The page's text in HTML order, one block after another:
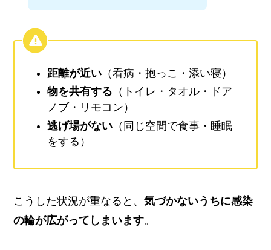
距離が近い （看病・抱っこ・添い寝）
物を共有する （トイレ・タオル・ドア
ノブ・リモコン）
逃げ場がない （同じ空間で食事・睡眠
をする）
こうした状況が重なると、気づかないうちに感染
の輪が広がってしまいます。